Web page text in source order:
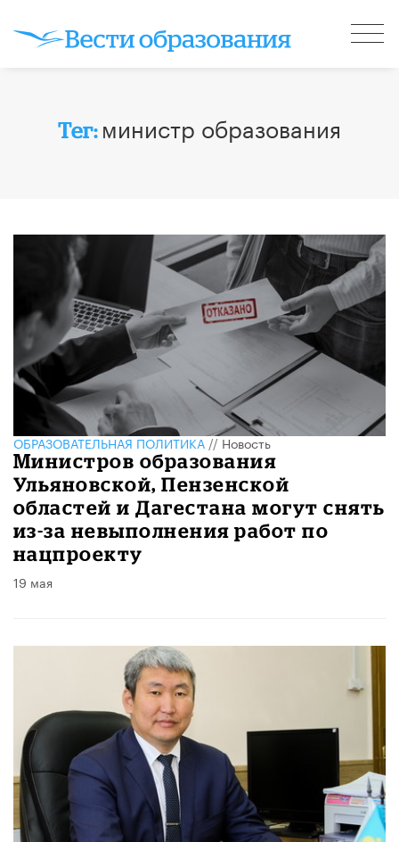
Тег: министр образования
ОБРАЗОВАТЕЛЬНАЯ ПОЛИТИКА//Новость
Министров образования
Ульяновской, Пензенской
областей и Дагестана могут снять
из-за невыполнения работ по
нацпроекту
19 мая